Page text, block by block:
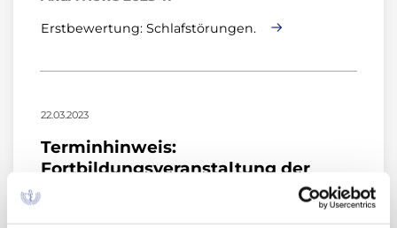
Erstbewertung: Schlafstörungen.
22.03.2023
Terminhinweis:
Fortbildungsveranstaltung der
AkdÄ in Halle am 22. April 2023